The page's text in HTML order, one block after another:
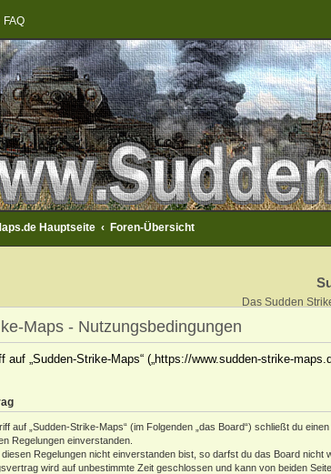
FAQ
Hauptseite Foren-Übersicht
Das Sudden
Maps - Nutzungsbedingungen
auf „Sudden-Strike-Maps“ („https://www.sudden-strike-
auf „Sudden-Strike-Maps“ (im Folgenden „das Board“) schließt du
Regelungen einverstanden.
Regelungen nicht einverstanden bist, so darfst du das Board
wird auf unbestimmte Zeit geschlossen und kann von beiden